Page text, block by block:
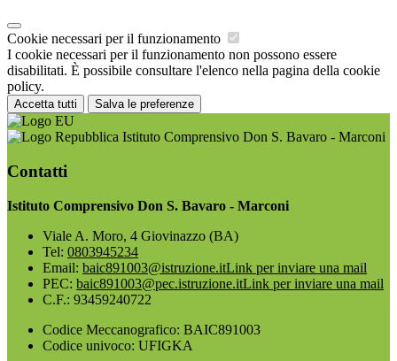
Cookie necessari per il funzionamento
I cookie necessari per il funzionamento non possono essere
disabilitati. È possibile consultare l'elenco nella pagina della cookie
policy.
Accetta tutti Salva le preferenze
Istituto Comprensivo Don S. Bavaro - Marconi
Contatti
Istituto Comprensivo Don S. Bavaro - Marconi
Viale A. Moro, 4 Giovinazzo (BA)
Tel: 0803945234
Email: baic891003@istruzione.itLink per inviare una mail
PEC: baic891003@pec.istruzione.itLink per inviare una mail
C.F.: 93459240722
Codice Meccanografico: BAIC891003
Codice univoco: UFIGKA